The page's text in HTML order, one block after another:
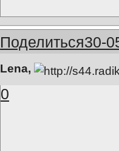
Поделиться30-
Lena,
0